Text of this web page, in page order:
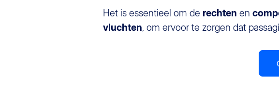
Het is essentieel om de rechten en
vluchten, om ervoor te zorgen dat